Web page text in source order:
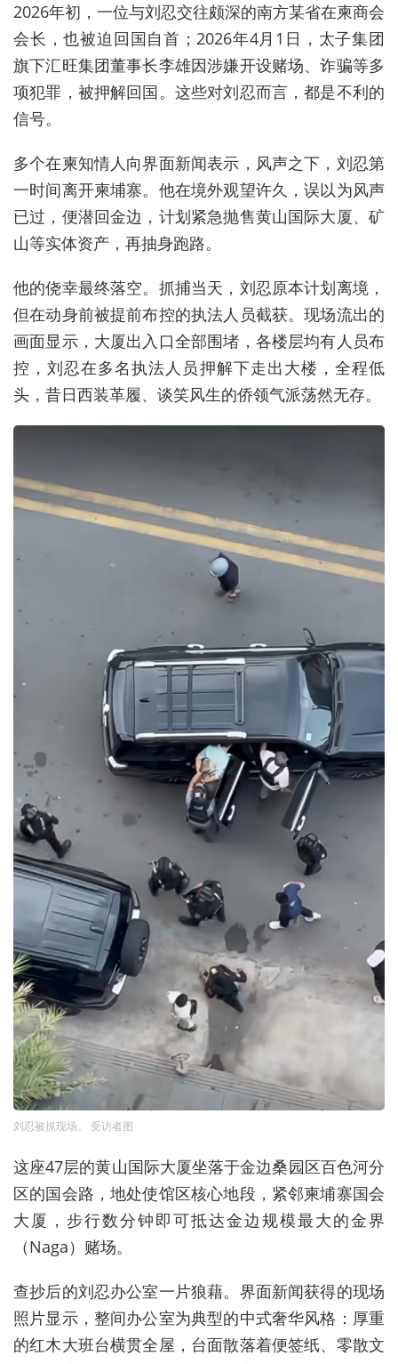
2026年初，一位与刘忍交往颇深的南方某省在柬商会
会长，也被迫回国自首；2026年4月1日，太子集团
旗下汇旺集团董事长李雄因涉嫌开设赌场、诈骗等多
项犯罪，被押解回国。这些对刘忍而言，都是不利的
信号。
多个在柬知情人向界面新闻表示，风声之下，刘忍第
一时间离开柬埔寨。他在境外观望许久，误以为风声
已过，便潜回金边，计划紧急抛售黄山国际大厦、矿
山等实体资产，再抽身跑路。
他的侥幸最终落空。抓捕当天，刘忍原本计划离境，
但在动身前被提前布控的执法人员截获。现场流出的
画面显示，大厦出入口全部围堵，各楼层均有人员布
控，刘忍在多名执法人员押解下走出大楼，全程低
头，昔日西装革履、谈笑风生的侨领气派荡然无存。
刘忍被抓现场。 受访者图
这座47层的黄山国际大厦坐落于金边桑园区百色河分
区的国会路，地处使馆区核心地段，紧邻柬埔寨国会
大厦，步行数分钟即可抵达金边规模最大的金界
（Naga）赌场。
查抄后的刘忍办公室一片狼藉。界面新闻获得的现场
照片显示，整间办公室为典型的中式奢华风格：厚重
的红木大班台横贯全屋，台面散落着便签纸、零散文